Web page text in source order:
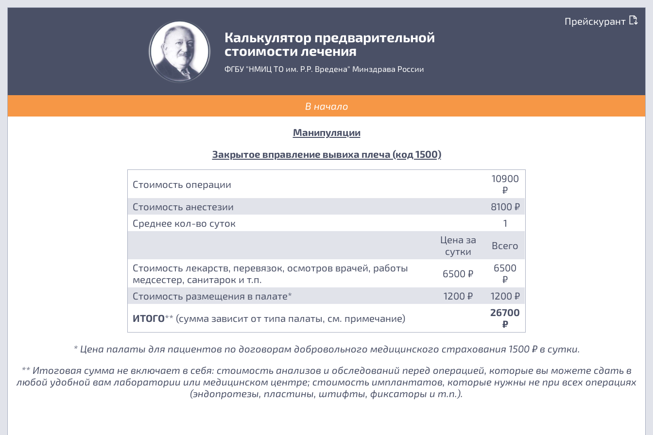
Прейскурант
Калькулятор предварительной
стоимости лечения
ФГБУ "НМИЦ ТО им. Р.Р. Вредена" Минздрава России
В начало
Манипуляции
Закрытое вправление вывиха плеча (код 1500)
Стоимость операции
10900
₽
Стоимость анестезии
8100 ₽
Среднее кол-во суток
1
Цена за
сутки
Всего
Стоимость лекарств, перевязок, осмотров врачей, работы
медсестер, санитарок и т.п.
6500 ₽
6500
₽
Стоимость размещения в палате*
1200 ₽
1200 ₽
ИТОГО** (сумма зависит от типа палаты, см. примечание)
26700
₽
* Цена палаты для пациентов по договорам добровольного медицинского страхования 1500 ₽ в сутки.
** Итоговая сумма не включает в себя: стоимость анализов и обследований перед операцией, которые вы можете сдать в
любой удобной вам лаборатории или медицинском центре; стоимость имплантатов, которые нужны не при всех операциях
(эндопротезы, пластины, штифты, фиксаторы и т.п.).